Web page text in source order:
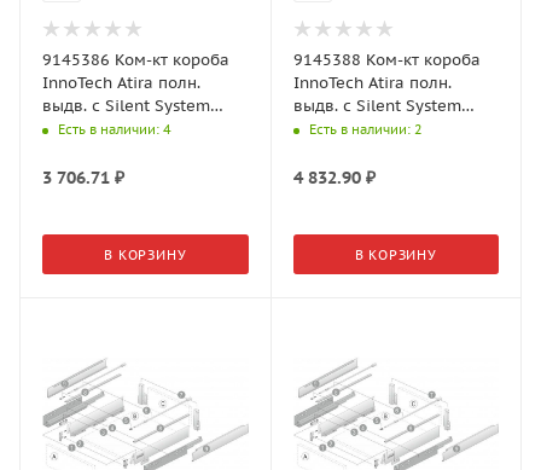
9145386 Ком-кт короба
InnoTech Atira полн.
выдв. с Silent System
NL260, H144, прикруч.
Есть в наличии: 4
3 706.71 ₽
В КОРЗИНУ
9145388 Ком-кт короба
InnoTech Atira полн.
выдв. с Silent System
NL350, H144, релинг,
Есть в наличии: 2
4 832.90₽
В КОРЗИНУ